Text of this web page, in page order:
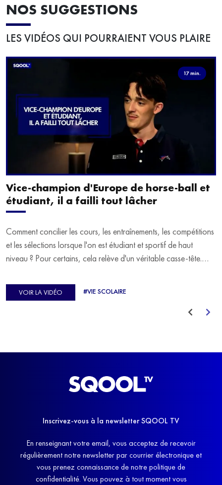
NOS SUGGESTIONS
LES VIDÉOS QUI POURRAIENT VOUS PLAIRE
17 min.
Vice-champion d'Europe de horse-ball et
étudiant, il a failli tout lâcher
Comment concilier les cours, les entraînements, les compétitions
et les sélections lorsque l'on est étudiant et sportif de haut
niveau ? Pour certains, cela relève d'un véritable casse-tête.
d'Europe de Horse-ball, qui a failli abandonner ses études
avant de trouver un nouvel équilibre.
VOIR LA VIDÉO #VIE SCOLAIRE
Inscrivez-vous à la newsletter SQOOL TV
En renseignant votre email, vous acceptez de recevoir
régulièrement notre newsletter par courrier électronique et
vous prenez connaissance de notre politique de
confidentialité. Vous pouvez à tout moment vous